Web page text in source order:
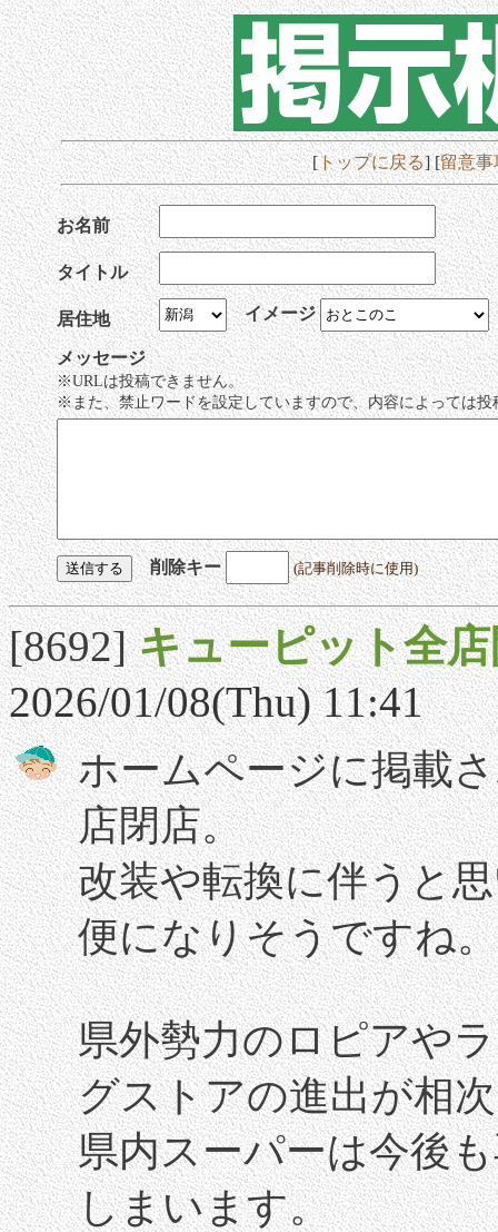
[トップに戻る] [留意事
お名前
タイトル
居住地 イメージ
メッセージ
※URLは投稿できません。
※また、禁止ワードを設定していますので、内容によっては
削除キー (記事削除時に使用)
[8692]キューピット全
2026/01/08(Thu) 11:41
ホームページに掲載
店閉店。
改装や転換に伴うと
便になりそうですね。
県外勢力のロピアや
グストアの進出が相
県内スーパーは今後
しまいます。